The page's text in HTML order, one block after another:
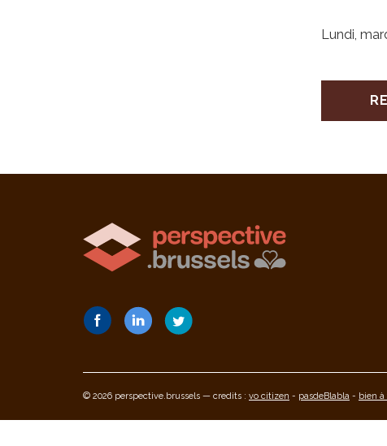
Lundi,
© 2026 perspective.brussels — credits : vo citizen - pasdeBlabla - bien à